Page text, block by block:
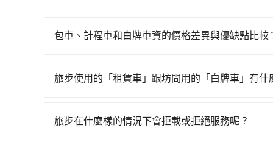
預約tripool！如果你是三人以下要乘車，也可參
凹的車門仍未被修理，每一次租車都好像在開樂
點仍有段距離，在遇到下雨天或者載行李時，就顯
為便宜，但當你們人數超過四位時，叫兩輛計程
價錢更優惠」，即可獲取回程95折折價券，供您預
包車、計程車和白牌車資的價格差異與優缺點比較
地點上車較客製化。此外，司機還會提供各種旅
無法申訴退費。
旅步使用的「租賃車」跟坊間用的「白牌車」有什
為旅步貴賓服務用車。與一些私家車充當營業用
旅步在什麼樣的情況下會拒載或拒絕服務呢？